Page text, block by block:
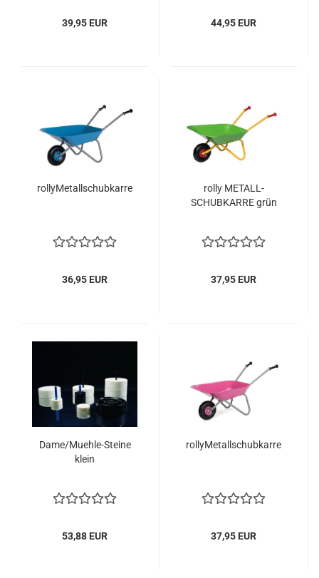
39,95 EUR 44,95 EUR
rollyMetallschubkarre
36,95 EUR
rolly METALL-
SCHUBKARRE grün
37,95 EUR
Dame/Muehle-Steine
klein
53,88 EUR
rollyMetallschubkarre
37,95 EUR